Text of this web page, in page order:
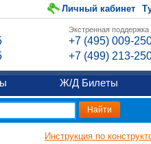
Личный кабинет
Экстренная поддержка
+7 (495) 009-
+7 (499) 213-
Ж/Д Билеты
Инструкция по